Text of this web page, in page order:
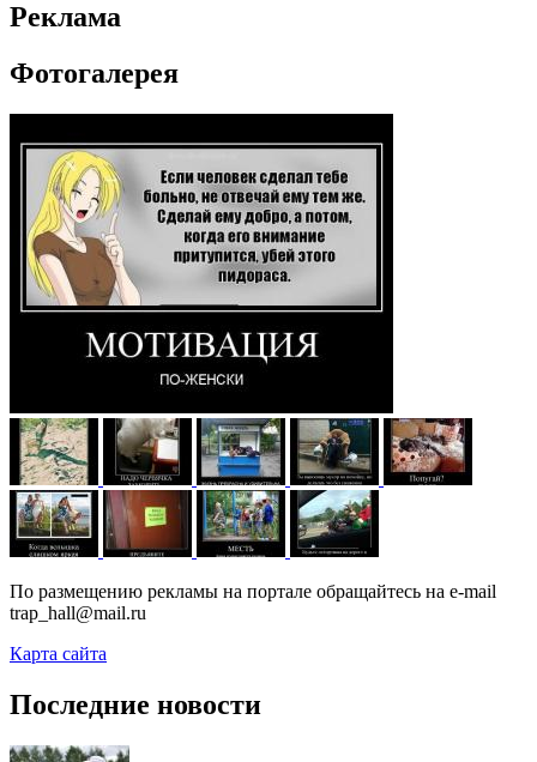
Реклама
Фотогалерея
По размещению рекламы на портале обращайтесь на e-mail
trap_hall@mail.ru
Карта сайта
Последние новости